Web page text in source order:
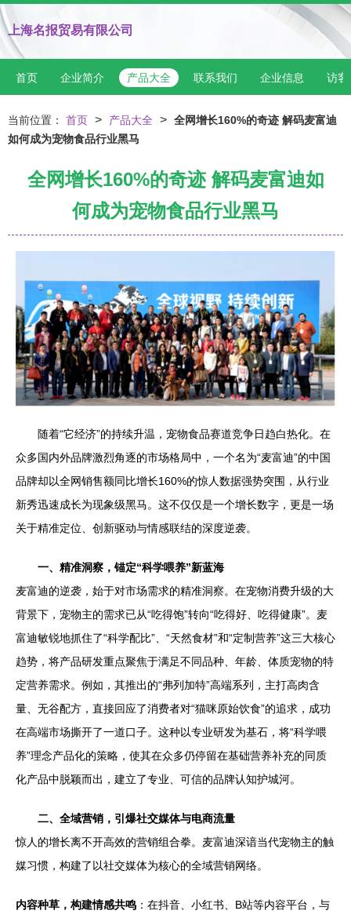
上海名报贸易有限公司
首页 企业简介 产品大全 联系我们 企业信息 访客
当前位置： 首页 > 产品大全 > 全网增长160%的奇迹 解码麦富迪
如何成为宠物食品行业黑马
全网增长160%的奇迹 解码麦富迪如
何成为宠物食品行业黑马
随着“它经济”的持续升温，宠物食品赛道竞争日趋白热化。在
众多国内外品牌激烈角逐的市场格局中，一个名为“麦富迪”的中国
品牌却以全网销售额同比增长160%的惊人数据强势突围，从行业
新秀迅速成长为现象级黑马。这不仅仅是一个增长数字，更是一场
关于精准定位、创新驱动与情感联结的深度逆袭。
一、精准洞察，锚定“科学喂养”新蓝海
麦富迪的逆袭，始于对市场需求的精准洞察。在宠物消费升级的大
背景下，宠物主的需求已从“吃得饱”转向“吃得好、吃得健康”。麦
富迪敏锐地抓住了“科学配比”、“天然食材”和“定制营养”这三大核心
趋势，将产品研发重点聚焦于满足不同品种、年龄、体质宠物的特
定营养需求。例如，其推出的“弗列加特”高端系列，主打高肉含
量、无谷配方，直接回应了消费者对“猫咪原始饮食”的追求，成功
在高端市场撕开了一道口子。这种以专业研发为基石，将“科学喂
养”理念产品化的策略，使其在众多仍停留在基础营养补充的同质
化产品中脱颖而出，建立了专业、可信的品牌认知护城河。
二、全域营销，引爆社交媒体与电商流量
惊人的增长离不开高效的营销组合拳。麦富迪深谙当代宠物主的触
媒习惯，构建了以社交媒体为核心的全域营销网络。
内容种草，构建情感共鸣 ：在抖音、小红书、B站等内容平台，与